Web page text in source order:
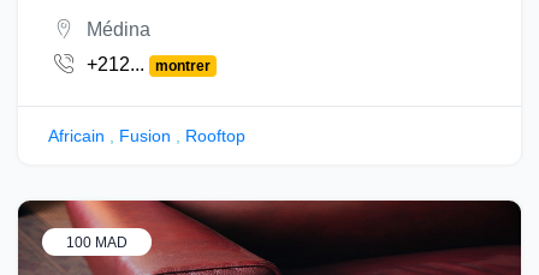
Médina
+212...
montrer
Africain Fusion Rooftop
100 MAD